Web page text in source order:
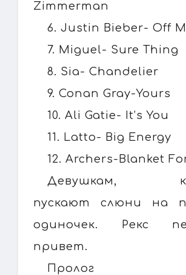
Zimmerman
6. Justin Bieber- Off
7. Miguel- Sure Thing
8. Sia- Chandelier
9. Conan Gray-Yours
10. Ali Gatie- It’s You
11. Latto- Big Energy
12. Archers-Blanket
Девушкам,
пускают слюни на
одиночек. Рекс
привет.
Пролог